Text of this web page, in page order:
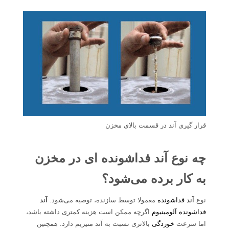
قرار گیری آند در قسمت بالای مخزن
چه نوع آند فداشونده ای در مخزن
به کار برده می‌شود؟
نوع آند فداشونده معمولا توسط سازنده، توصیه می‌شود.
آند
فداشونده آلومینیوم اگرچه ممکن است هزینه کمتری داشته باشد،
اما سرعت خوردگی بالاتری نسبت به آند منیزیم دارد. همچنین